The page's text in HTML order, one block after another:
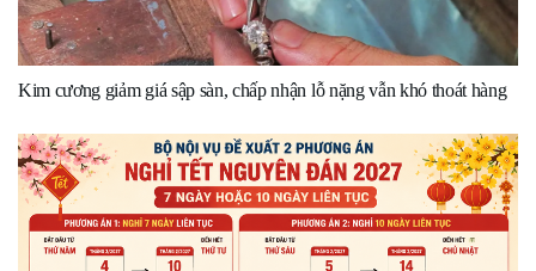
Kim cương giảm giá sập sàn, chấp nhận lỗ nặng vẫn khó thoát hàng